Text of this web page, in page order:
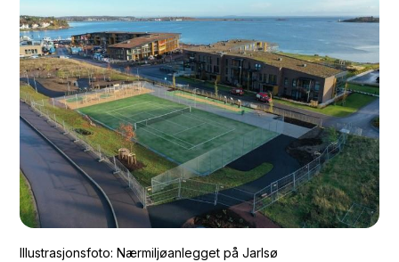
Illustrasjonsfoto: Nærmiljøanlegget på Jarlsø